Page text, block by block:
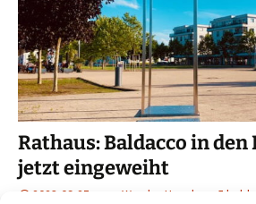
Rathaus: Baldacco in den
jetzt eingeweiht
2023-09-25 Werder Havel